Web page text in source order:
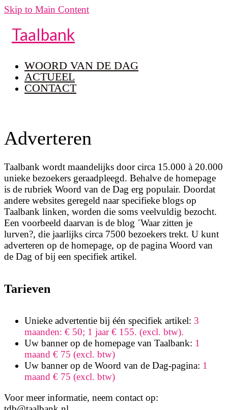
Skip to Main Content
Taalbank
WOORD VAN DE DAG
ACTUEEL
CONTACT
Adverteren
Taalbank wordt maandelijks door circa 15.000 à 20.000
unieke bezoekers geraadpleegd. Behalve de homepage
is de rubriek Woord van de Dag erg populair. Doordat
andere websites geregeld naar specifieke blogs op
Taalbank linken, worden die soms veelvuldig bezocht.
Een voorbeeld daarvan is de blog ´Waar zitten je
lurven?, die jaarlijks circa 7500 bezoekers trekt. U kunt
adverteren op de homepage, op de pagina Woord van
de Dag of bij een specifiek artikel.
Tarieven
Unieke advertentie bij één specifiek artikel: 3
maanden: € 50; 1 jaar € 155. (excl. btw).
Uw banner op de homepage van Taalbank: 1
maand € 75 (excl. btw)
Uw banner op de Woord van de Dag-pagina: 1
maand € 75 (excl. btw)
Voor meer informatie, neem contact op: